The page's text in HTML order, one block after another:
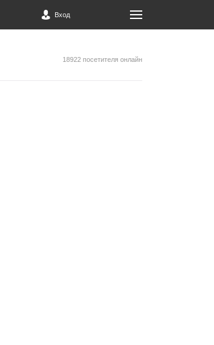
Вход
18922 посетителя онлайн